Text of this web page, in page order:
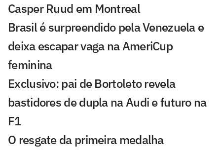
Casper Ruud em Montreal
Brasil é surpreendido pela Venezuela e
deixa escapar vaga na AmeriCup
feminina
Exclusivo: pai de Bortoleto revela
bastidores de dupla na Audi e futuro na
F1
O resgate da primeira medalha